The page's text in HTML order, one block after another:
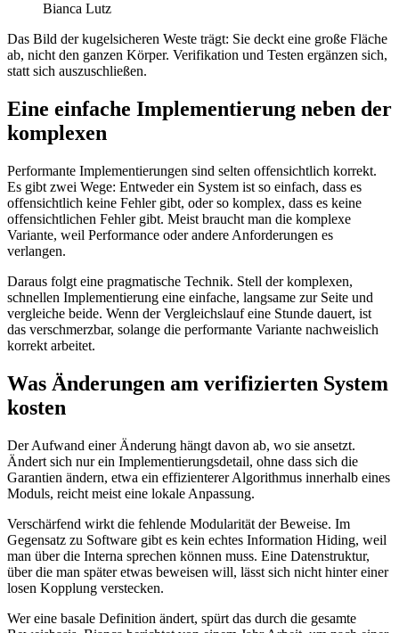
Bianca Lutz
Das Bild der kugelsicheren Weste trägt: Sie deckt eine große Fläche
ab, nicht den ganzen Körper. Verifikation und Testen ergänzen sich,
statt sich auszuschließen.
Eine einfache Implementierung neben der
komplexen
Performante Implementierungen sind selten offensichtlich korrekt.
Es gibt zwei Wege: Entweder ein System ist so einfach, dass es
offensichtlich keine Fehler gibt, oder so komplex, dass es keine
offensichtlichen Fehler gibt. Meist braucht man die komplexe
Variante, weil Performance oder andere Anforderungen es
verlangen.
Daraus folgt eine pragmatische Technik. Stell der komplexen,
schnellen Implementierung eine einfache, langsame zur Seite und
vergleiche beide. Wenn der Vergleichslauf eine Stunde dauert, ist
das verschmerzbar, solange die performante Variante nachweislich
korrekt arbeitet.
Was Änderungen am verifizierten System
kosten
Der Aufwand einer Änderung hängt davon ab, wo sie ansetzt.
Ändert sich nur ein Implementierungsdetail, ohne dass sich die
Garantien ändern, etwa ein effizienterer Algorithmus innerhalb eines
Moduls, reicht meist eine lokale Anpassung.
Verschärfend wirkt die fehlende Modularität der Beweise. Im
Gegensatz zu Software gibt es kein echtes Information Hiding, weil
man über die Interna sprechen können muss. Eine Datenstruktur,
über die man später etwas beweisen will, lässt sich nicht hinter einer
losen Kopplung verstecken.
Wer eine basale Definition ändert, spürt das durch die gesamte